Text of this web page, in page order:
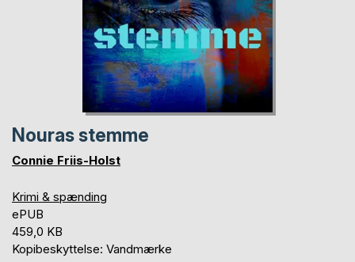
Nouras stemme
Connie Friis-Holst
Krimi & spænding
ePUB
459,0 KB
Kopibeskyttelse: Vandmærke